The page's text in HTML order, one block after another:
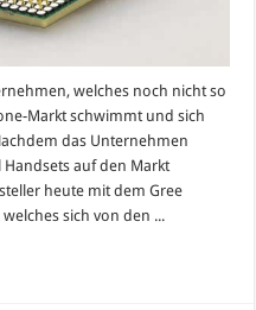
welches noch nicht so
Markt schwimmt und sich
das Unternehmen
auf den Markt
heute mit dem Gree
sich von den ...